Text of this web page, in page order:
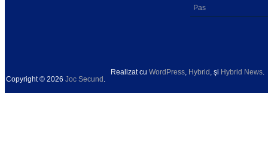
Pas
Copyright © 2026 Joc Secund .
Realizat cu WordPress, Hybrid , şi Hybrid News.